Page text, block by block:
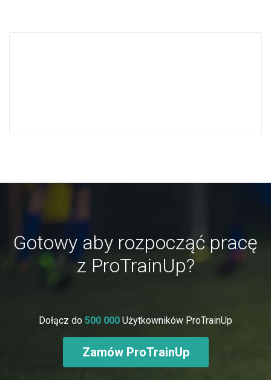
Gotowy aby rozpocząć pracę
z ProTrainUp?
Dołącz do 500 000 Użytkowników ProTrainUp
Zamów ProTrainUp